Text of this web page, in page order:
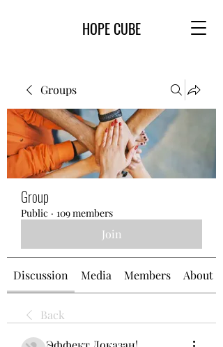
HOPE CUBE
Groups
Group
Public · 109 members
Join
Discussion Media Members About
Back